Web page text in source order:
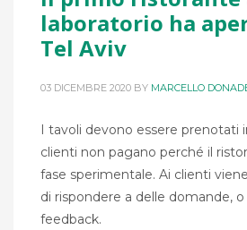
laboratorio ha
Tel Aviv
03 DICEMBRE 2020 BY MARCELLO
I tavoli devono essere prenotati
clienti non pagano perché il
fase sperimentale. Ai clienti
di rispondere a delle domande,
feedback.